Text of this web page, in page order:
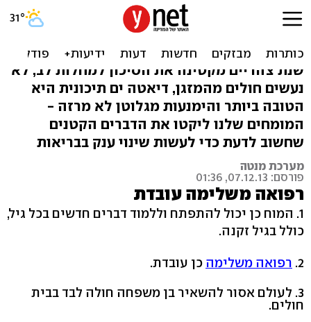
עובדות בריאות
שנת צהריים מקטינה את הסיכון למחלות לב, לא
נעשים חולים מהמזגן, דיאטה ים תיכונית היא
הטובה ביותר והימנעות מגלוטן לא מרזה -
המומחים שלנו ליקטו את הדברים הקטנים
שחשוב לדעת כדי לעשות שינוי ענק בבריאות
מערכת מנטה
פורסם: 07.12.13, 01:36
רפואה משלימה עובדת
1. המוח כן יכול להתפתח וללמוד דברים חדשים בכל גיל,
כולל בגיל זקנה.
2. רפואה משלימה כן עובדת.
3. לעולם אסור להשאיר בן משפחה חולה לבד בבית
חולים.